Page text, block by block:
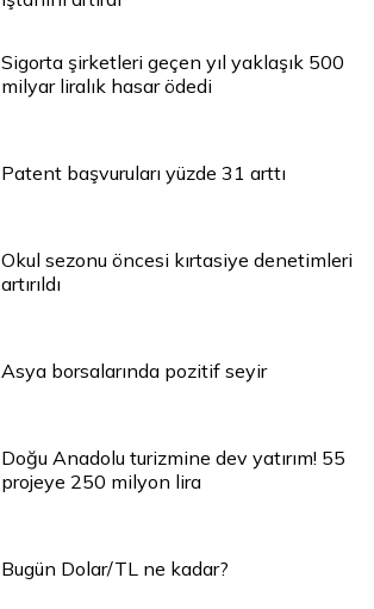
Sigorta şirketleri geçen yıl yaklaşık 500
milyar liralık hasar ödedi
Patent başvuruları yüzde 31 arttı
Okul sezonu öncesi kırtasiye denetimleri
artırıldı
Asya borsalarında pozitif seyir
Doğu Anadolu turizmine dev yatırım! 55
projeye 250 milyon lira
Bugün Dolar/TL ne kadar?